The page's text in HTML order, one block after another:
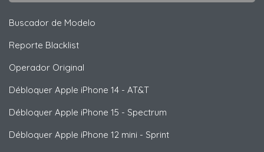
Buscador de Modelo
Reporte Blacklist
Operador Original
Débloquer Apple iPhone 14 - AT&T
Débloquer Apple iPhone 15 - Spectrum
Débloquer Apple iPhone 12 mini - Sprint